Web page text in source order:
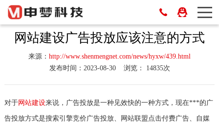
网站建设广告投放应该注意的方式
来源： http://www.shenmengnet.com/news/hyxw/439.html
发布时间：2023-08-30
浏览： 14835次
对于网站建设来说，广告投放是一种见效快的一种方式，现在***的广
告投放方式是搜索引擎竞价广告投放、网站联盟点击付费广告、自媒